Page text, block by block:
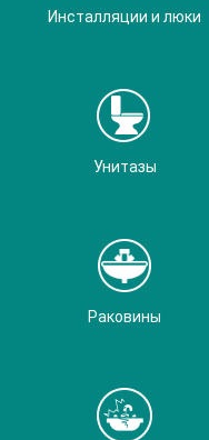
Инсталляции и люки
Унитазы
Раковины